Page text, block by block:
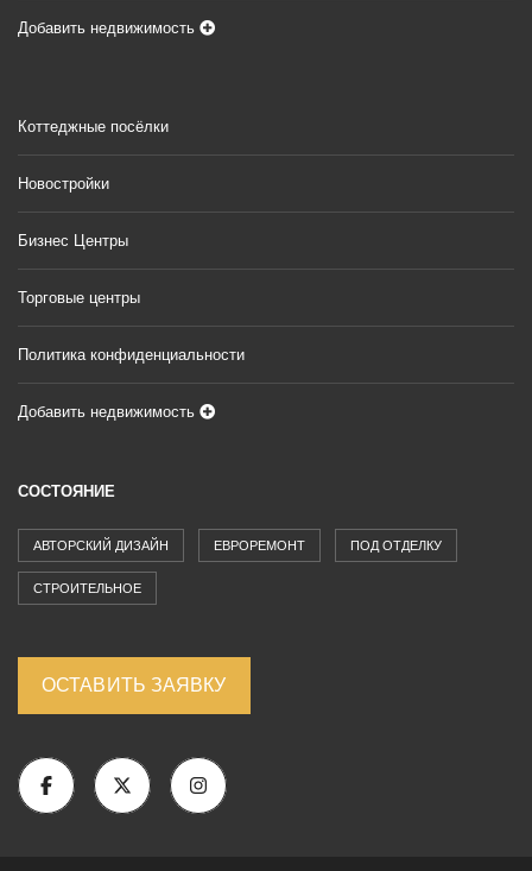
Добавить недвижимость
Коттеджные посёлки
Новостройки
Бизнес Центры
Торговые центры
Политика конфиденциальности
Добавить недвижимость
СОСТОЯНИЕ
АВТОРСКИЙ ДИЗАЙН ЕВРОРЕМОНТ ПОД ОТДЕЛКУ
СТРОИТЕЛЬНОЕ
ОСТАВИТЬ ЗАЯВКУ